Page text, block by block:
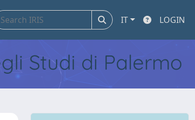
IT LOGIN
Studi di Palermo